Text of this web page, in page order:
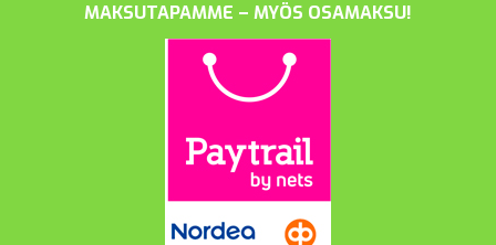
MAKSUTAPAMME – MYÖS OSAMAKSU!